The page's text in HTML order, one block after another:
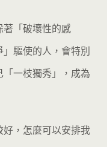
著「破壞性的感
驅使的人，會特別
一枝獨秀」，成為
好，怎麼可以安排我